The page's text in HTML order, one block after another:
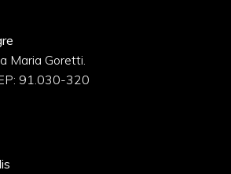
Maria Goretti.
91.030-320